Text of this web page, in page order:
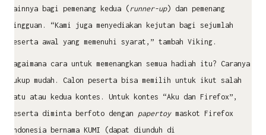
lainnya bagi pemenang kedua ( runner-up) dan pemenang
mingguan. “Kami juga menyediakan kejutan bagi sejumlah
peserta awal yang memenuhi syarat,” tambah Viking.
Bagaimana cara untuk memenangkan semua hadiah itu? Caranya
cukup mudah. Calon peserta bisa memilih untuk ikut salah
satu atau kedua kontes. Untuk kontes “Aku dan Firefox”,
peserta diminta berfoto dengan papertoymaskot Firefox
Indonesia bernama KUMI (dapat diunduh di